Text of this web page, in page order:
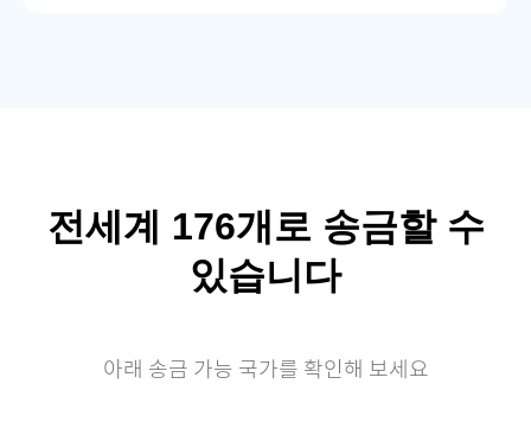
전세계 176개로 송금할 수
있습니다
아래 송금 가능 국가를 확인해 보세요